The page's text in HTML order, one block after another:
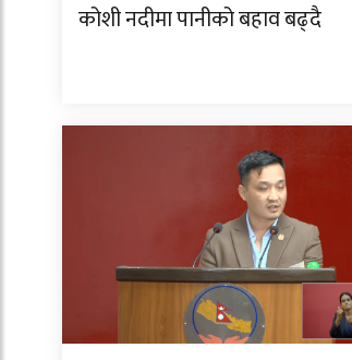
कोशी नदीमा पानीको बहाव बढ्दै